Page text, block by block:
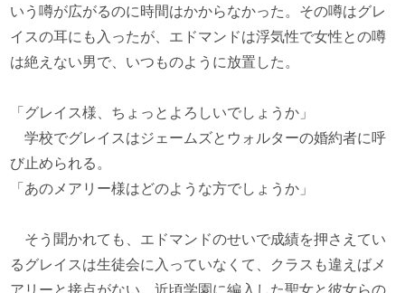
いう噂が広がるのに時間はかからなかった。その噂はグレ
イスの耳にも入ったが、エドマンドは浮気性で女性との噂
は絶えない男で、いつものように放置した。
「グレイス様、ちょっとよろしいでしょうか」
学校でグレイスはジェームズとウォルターの婚約者に呼
び止められる。
「あのメアリー様はどのような方でしょうか」
そう聞かれても、エドマンドのせいで成績を押さえてい
るグレイスは生徒会に入っていなくて、クラスも違えばメ
アリーと接点がない。近頃学園に編入した聖女と彼女らの